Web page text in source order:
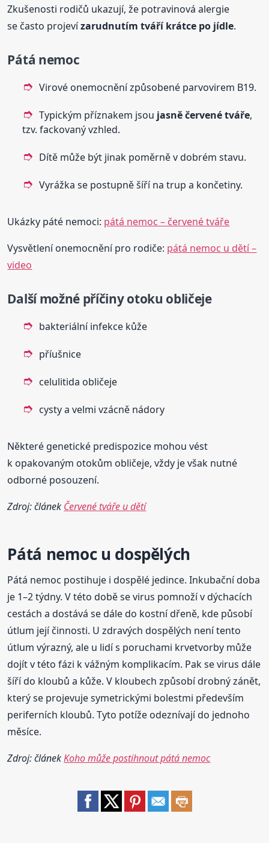
Zkušenosti rodičů ukazují, že potravinová alergie
se často projevízarudnutím tváří krátce po jídle.
Pátá nemoc
Virové onemocnění způsobené parvovirem B19.
Typickým příznakem jsou jasně červené tváře,
tzv. fackovaný vzhled.
Dítě může být jinak poměrně v dobrém stavu.
Vyrážka se postupně šíří na trup a končetiny.
Ukázky páté nemoci: pátá nemoc – červené tváře
Vysvětlení onemocnění pro rodiče: pátá nemoc u dětí –
video
Další možné příčiny otoku obličeje
bakteriální infekce kůže
příušnice
celulitida obličeje
cysty a velmi vzácně nádory
Některé genetické predispozice mohou vést
k opakovaným otokům obličeje, vždy je však nutné
odborné posouzení.
Zdroj: článek Červené tváře u dětí
Pátá nemoc u dospělých
Pátá nemoc postihuje i dospělé jedince. Inkubační doba
je 1–2 týdny. V této době se virus pomnoží v dýchacích
cestách a dostává se dále do kostní dřeně, kde působí
útlum její činnosti. U zdravých dospělých není tento
útlum výrazný, ale u lidí s poruchami krvetvorby může
dojít v této fázi k vážným komplikacím. Pak se virus dále
šíří do kloubů a kůže. V kloubech způsobí drobný zánět,
který se projevuje symetrickými bolestmi především
periferních kloubů. Tyto potíže odeznívají do jednoho
měsíce.
Zdroj: článekKoho může postihnout pátá nemoc